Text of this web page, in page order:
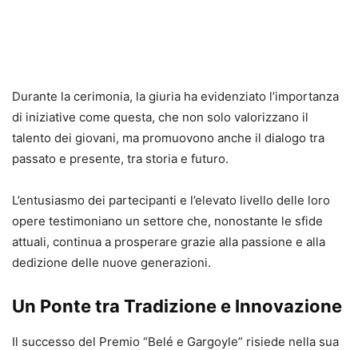
Durante la cerimonia, la giuria ha evidenziato l’importanza
di iniziative come questa, che non solo valorizzano il
talento dei giovani, ma promuovono anche il dialogo tra
passato e presente, tra storia e futuro.
L’entusiasmo dei partecipanti e l’elevato livello delle loro
opere testimoniano un settore che, nonostante le sfide
attuali, continua a prosperare grazie alla passione e alla
dedizione delle nuove generazioni.
Un Ponte tra Tradizione e Innovazione
Il successo del Premio “Belé e Gargoyle” risiede nella sua